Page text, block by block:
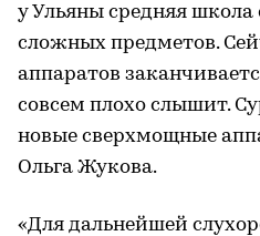
у Ульяны средняя
сложных предметов.
аппаратов
совсем плохо слышит.
новые сверхмощные
Ольга Жукова.
«Для дальнейшей